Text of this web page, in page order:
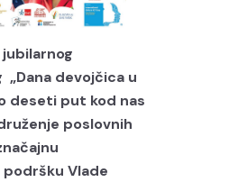
devojčica u
deseti put kod nas
poslovnih
Vlade